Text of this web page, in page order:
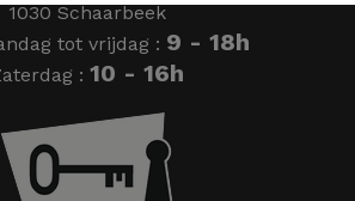
1030 Schaarbeek
tot vrijdag : 9 - 18h
: 10 - 16h